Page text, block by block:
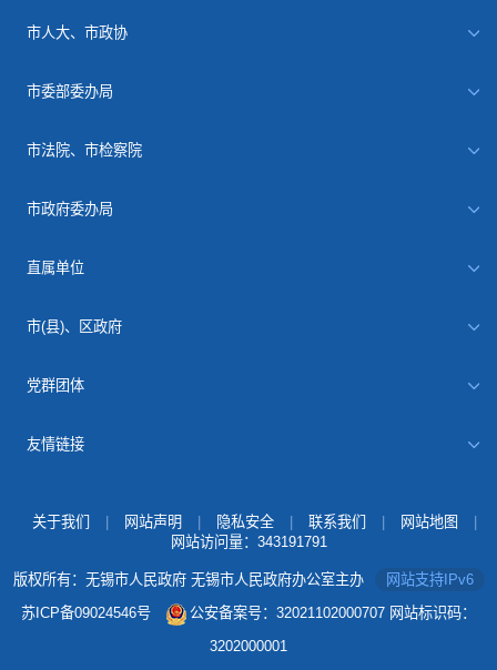
市人大、市政协
市委部委办局
市法院、市检察院
市政府委办局
直属单位
市(县)、区政府
党群团体
友情链接
关于我们 网站声明 隐私安全 联系我们 网站地图
网站访问量： 343191791
版权所有：无锡市人民政府 无锡市人民政府办公室主办
网站支持IPv6
苏ICP备09024546号
公安备案号：32021102000707 网站标识码：
3202000001